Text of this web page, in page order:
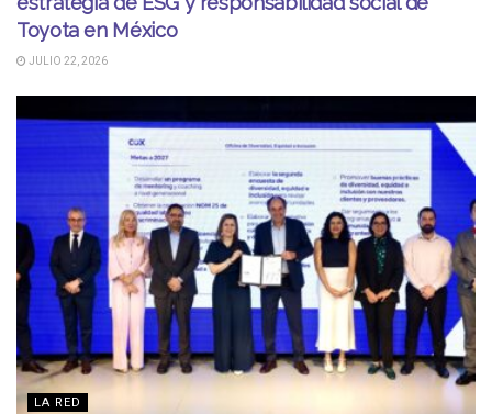
Toyota en México
JULIO 22, 2026
LA RED